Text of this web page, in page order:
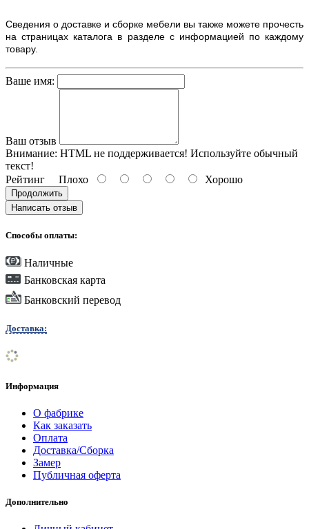
Сведения о доставке и сборке мебели вы также можете прочесть
на страницах каталога в разделе с информацией по каждому
товару.
Ваше имя:
Ваш отзыв
Внимание: HTML не поддерживается! Используйте обычный
текст!
Рейтинг Плохо Хорошо
Продолжить
Написать отзыв
Способы оплаты:
Наличные
Банковская карта
Банковский перевод
Доставка:
Информация
О фабрике
Как заказать
Оплата
Доставка/Сборка
Замер
Публичная оферта
Дополнительно